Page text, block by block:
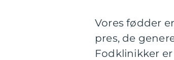
Vores fødder
pres, de
Fodklinikker